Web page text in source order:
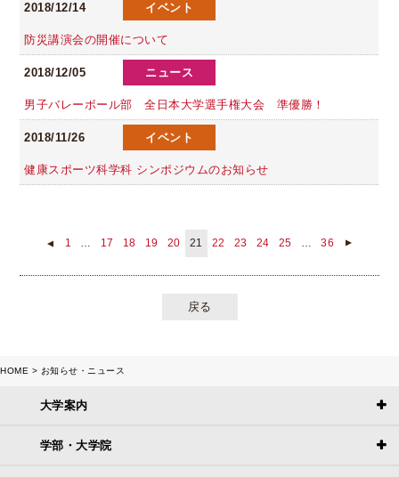
2018/12/14 イベント
防災講演会の開催について
2018/12/05 ニュース
男子バレーボール部 全日本大学選手権大会 準優勝！
2018/11/26 イベント
健康スポーツ科学科 シンポジウムのお知らせ
▲ 1 … 17 18 19 20 21 22 23 24 25 … 36 ▲
戻る
HOME お知らせ・ニュース
大学案内
学部・大学院